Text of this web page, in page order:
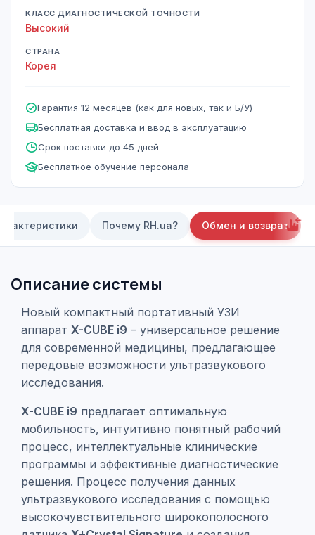
КЛАСС ДИАГНОСТИЧЕСКОЙ ТОЧНОСТИ
Высокий
СТРАНА
Корея
Гарантия 12 месяцев (как для новых, так и Б/У)
Бесплатная доставка и ввод в эксплуатацию
Срок поставки до 45 дней
Бесплатное обучение персонала
Почему RH.ua? Обмен и возврат
Описание системы
Новый компактный портативный УЗИ
аппарат X-CUBE i9 – универсальное решение
для современной медицины, предлагающее
передовые возможности ультразвукового
исследования.
X-CUBE i9 предлагает оптимальную
мобильность, интуитивно понятный рабочий
процесс, интеллектуальные клинические
программы и эффективные диагностические
решения. Процесс получения данных
ультразвукового исследования с помощью
высокочувствительного широкополосного